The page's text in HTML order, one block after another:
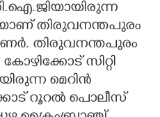
തിരുവനന്തപുരം
തിരുവനന്തപുരം
സിറ്റി
മെറിൻ
റൂറൽ പൊലീസ്